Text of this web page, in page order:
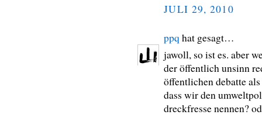
JULI 29, 2010
ppq hat gesagt…
jawoll, so ist es. aber
der öffentlich unsinn
öffentlichen debatte
dass wir den
dreckfresse nennen?